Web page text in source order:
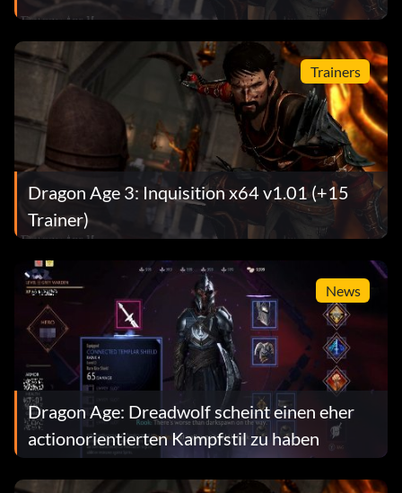
Trainers
Dragon Age 3: Inquisition x64 v1.01 (+15
Trainer)
News
Dragon Age: Dreadwolf scheint einen eher
actionorientierten Kampfstil zu haben